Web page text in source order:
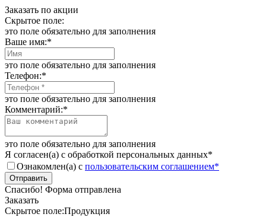
Заказать по акции
Скрытое поле:
это поле обязательно для заполнения
Ваше имя:*
это поле обязательно для заполнения
Телефон:*
это поле обязательно для заполнения
Комментарий:*
это поле обязательно для заполнения
Я согласен(а) с обработкой персональных данных*
Ознакомлен(а) с пользовательским соглашением*
Отправить
Спасибо! Форма отправлена
Заказать
Скрытое поле:Продукция